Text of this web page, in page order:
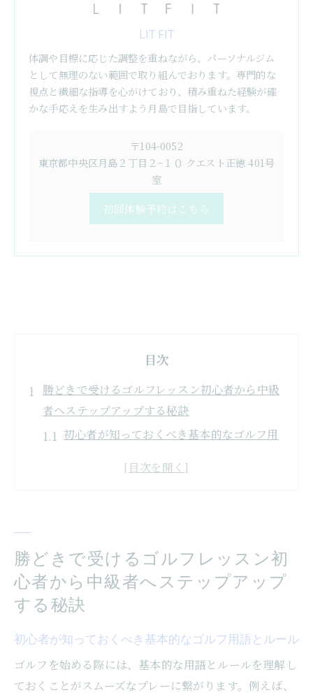
LIT FIT
体調や目標に応じた調整を重ねながら、パーソナルジム
として無理のない範囲で取り組んでおります。専門的な
視点と繊細な指導を心がけており、積み重ねた経験が確
かな手応えを生み出すよう月島で目指しています。
〒104-0052
東京都中央区月島２丁目２−１０ クエスト正徳 401号
室
初回体験予約はこちら
目次
勝どきで受けるゴルフレッスン初心者から中級
者へステップアップする秘訣
初心者が知っておくべき基本的なゴルフ用
インストラクターが教える効率的な練習メ
ニュー
自分に合ったクラブ選びのポイント
モチベーションを保つための心構え
口コミで評判のインストラクターが教えるゴル
フ技術向上術
勝どきで受けるゴルフレッスン初
心者から中級者へステップアップ
する秘訣
初心者が知っておくべき基本的なゴルフ用語とルール
ゴルフを始める際には、基本的な用語とルールを理解し
ておくことがスムーズなプレーに繋がります。例えば、